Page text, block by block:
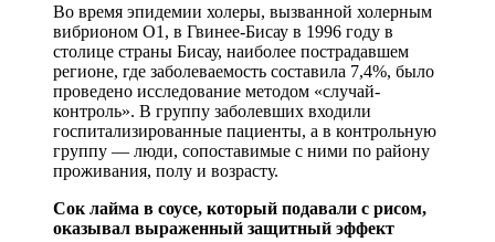
Во время эпидемии холеры, вызванной холерным
вибрионом O1, в Гвинее-Бисау в 1996 году в
столице страны Бисау, наиболее пострадавшем
регионе, где заболеваемость составила 7,4%, было
проведено исследование методом «случай-
контроль». В группу заболевших входили
госпитализированные пациенты, а в контрольную
группу — люди, сопоставимые с ними по району
проживания, полу и возрасту.
Сок лайма в соусе, который подавали с рисом,
оказывал выраженный защитный эффект